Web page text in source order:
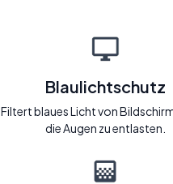
Blaulichtschutz
Filtert blaues Licht von
die Augen zu entlasten.